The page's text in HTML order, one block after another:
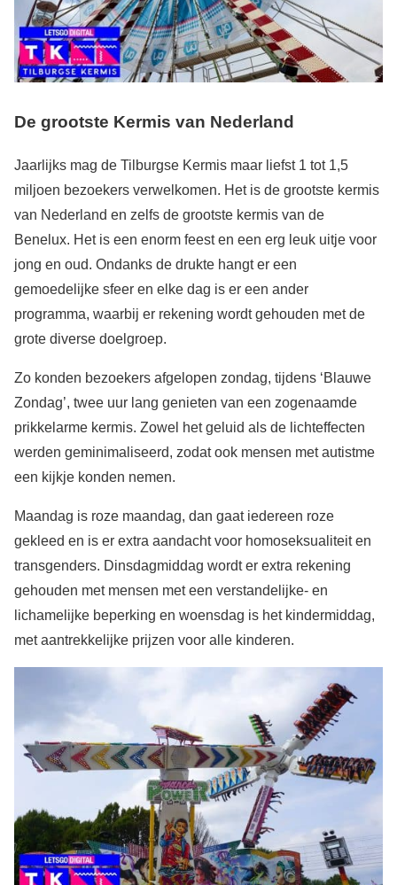
De grootste Kermis van Nederland
Jaarlijks mag de Tilburgse Kermis maar liefst 1 tot 1,5
miljoen bezoekers verwelkomen. Het is de grootste kermis
van Nederland en zelfs de grootste kermis van de
Benelux. Het is een enorm feest en een erg leuk uitje voor
jong en oud. Ondanks de drukte hangt er een
gemoedelijke sfeer en elke dag is er een ander
programma, waarbij er rekening wordt gehouden met de
grote diverse doelgroep.
Zo konden bezoekers afgelopen zondag, tijdens ‘Blauwe
Zondag’, twee uur lang genieten van een zogenaamde
prikkelarme kermis. Zowel het geluid als de lichteffecten
werden geminimaliseerd, zodat ook mensen met autistme
een kijkje konden nemen.
Maandag is roze maandag, dan gaat iedereen roze
gekleed en is er extra aandacht voor homoseksualiteit en
transgenders. Dinsdagmiddag wordt er extra rekening
gehouden met mensen met een verstandelijke- en
lichamelijke beperking en woensdag is het kindermiddag,
met aantrekkelijke prijzen voor alle kinderen.